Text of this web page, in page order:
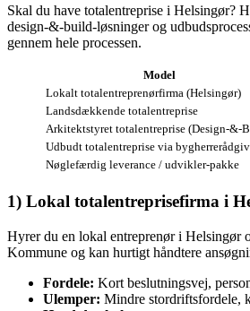
Skal du have totalentreprise i Helsingør?
design‑&‑build‑løsninger og
gennem hele processen.
Model
Lokalt totalentreprenørfirma (Helsingør)
Landsdækkende totalentreprise
Arkitektstyret totalentreprise
Udbudt totalentreprise via
Nøglefærdig leverance / udvikler‑pakke
1) Lokal totalentreprisefirma i
Hyrer du en lokal entreprenør i Helsingør
Kommune og kan hurtigt håndtere
Fordele: Kort beslutningsvej,
Ulemper: Mindre stordriftsfordele,